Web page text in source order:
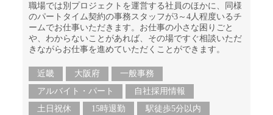
職場では別プロジェクトを運営する社員のほかに、同様
のパートタイム契約の事務スタッフが3～4人程度いるチ
ームでお仕事いただきます。お仕事の小さな困りごと
や、わからないことがあれば、その場ですぐ相談いただ
きながらお仕事を進めていただくことができます。
近畿 大阪府
一般事務
アルバイト・パート
自社採用情報
土日祝休
15時退勤
駅徒歩5分以内